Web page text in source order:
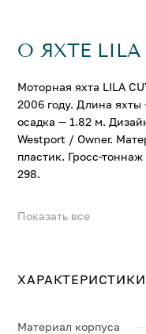
О ЯХТЕ LILA
Моторная яхта LILA
2006 году. Длина
осадка — 1.82 м.
Westport / Owner.
пластик. Гросс-
298.
На яхте LILA CUY
Свяжитесь с нами, и
Показать все
ХАРАКТЕРИСТИКИ
Материал корпуса